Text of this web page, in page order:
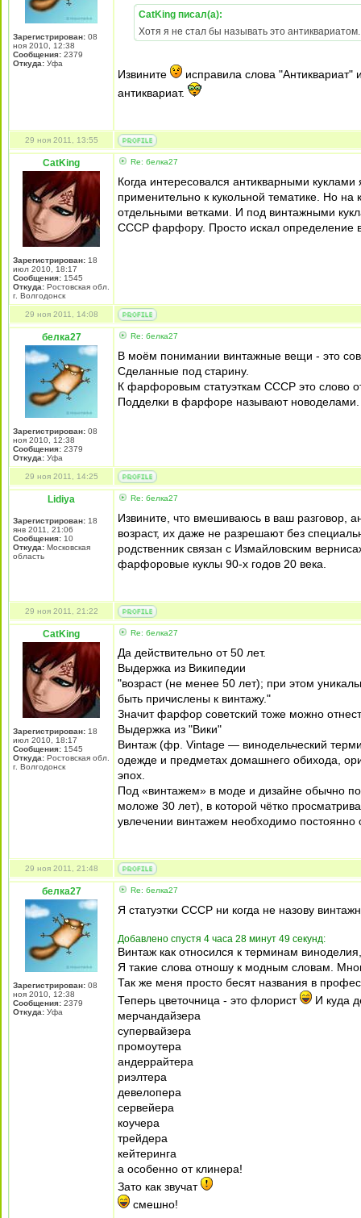
Зарегистрирован: 08
ноя 2010, 12:38
Сообщения: 2379
Откуда: Уфа
CatKing писал(а):
Хотя я не стал бы называть это
Извините
исправила слова "Антиквариат"
антиквариат.
29 ноя 2011, 13:55
CatKing
Зарегистрирован: 18
июл 2010, 18:17
Сообщения: 1545
Откуда: Ростовская обл.
г. Волгодонск
Re: белка27
Когда интересовался антикварными
применительно к кукольной тематике. Но
отдельными ветками. И под винтажными
СССР фарфору. Просто искал определение
29 ноя 2011, 14:08
белка27
Зарегистрирован: 08
ноя 2010, 12:38
Сообщения: 2379
Откуда: Уфа
Re: белка27
В моём понимании винтажные вещи - это
Сделанные под старину.
К фарфоровым статуэткам СССР это слово
Подделки в фарфоре называют новоделами.
29 ноя 2011, 14:25
Lidiya
Зарегистрирован: 18
янв 2011, 21:06
Сообщения: 10
Откуда: Московская
область
Re: белка27
Извините, что вмешиваюсь в ваш разговор,
возраст, их даже не разрешают без
родственник связан с Измайловским
фарфоровые куклы 90-х годов 20 века.
29 ноя 2011, 21:22
CatKing
Зарегистрирован: 18
июл 2010, 18:17
Сообщения: 1545
Откуда: Ростовская обл.
г. Волгодонск
Re: белка27
Да действительно от 50 лет.
Выдержка из Википедии
"возраст (не менее 50 лет); при этом
быть причислены к винтажу."
Значит фарфор советский тоже можно
Выдержка из "Вики"
Винтаж (фр. Vintage — винодельческий
одежде и предметах домашнего обихода,
эпох.
Под «винтажем» в моде и дизайне обычно
моложе 30 лет), в которой чётко
увлечении винтажем необходимо
29 ноя 2011, 21:48
белка27
Зарегистрирован: 08
ноя 2010, 12:38
Сообщения: 2379
Откуда: Уфа
Re: белка27
Я статуэтки СССР ни когда не назову
Добавлено спустя 4 часа 28 минут 49 секунд:
Винтаж как относился к терминам
Я такие слова отношу к модным словам.
Так же меня просто бесят названия в
Теперь цветочница - это флорист
И куда
мерчандайзера
супервайзера
промоутера
андеррайтера
риэлтера
девелопера
сервейера
коучера
трейдера
кейтеринга
а особенно от клинера!
Зато как звучат
смешно!